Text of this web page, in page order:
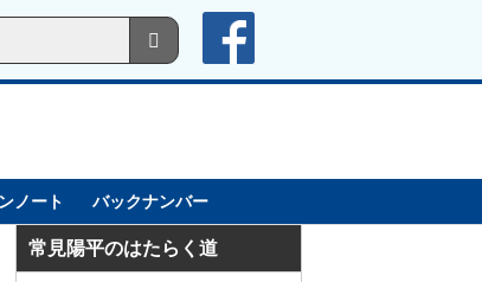
ノート バックナンバー
常見陽平のはたらく道